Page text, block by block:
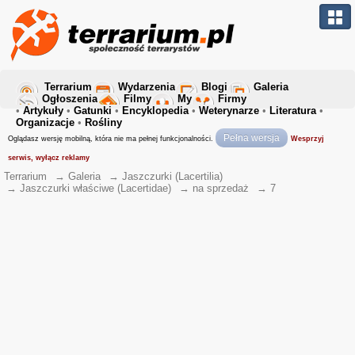
Terrarium Wydarzenia Blogi
Galeria
Ogłoszenia
Filmy My
Firmy
• Artykuły • Gatunki • Encyklopedia• Weterynarze • Literatura•
Organizacje • Rośliny
Oglądasz wersję mobilną, która nie ma pełnej funkcjonalności. Pełna wersja Wesprzyj
serwis, wyłącz reklamy
Terrarium → Galeria → Jaszczurki (Lacertilia)
→ Jaszczurki właściwe (Lacertidae) → na sprzedaż → 7